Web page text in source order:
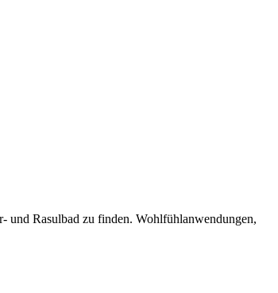
und Rasulbad zu finden. Wohlfühlanwendungen,